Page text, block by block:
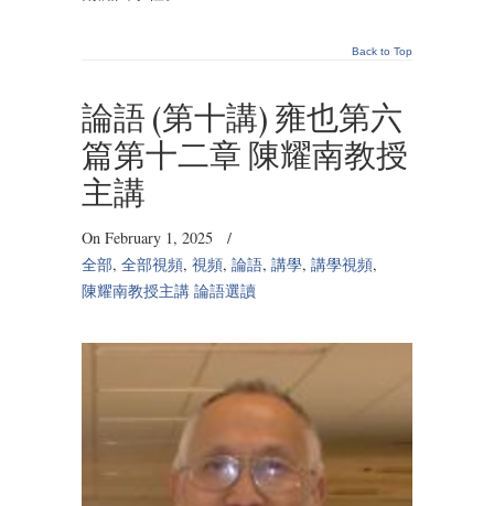
Back to Top
論語 (第十講) 雍也第六
篇第十二章 陳耀南教授
主講
On February 1, 2025
/
全部, 全部視頻, 視頻, 論語, 講學, 講學視頻,
陳耀南教授主講 論語選讀